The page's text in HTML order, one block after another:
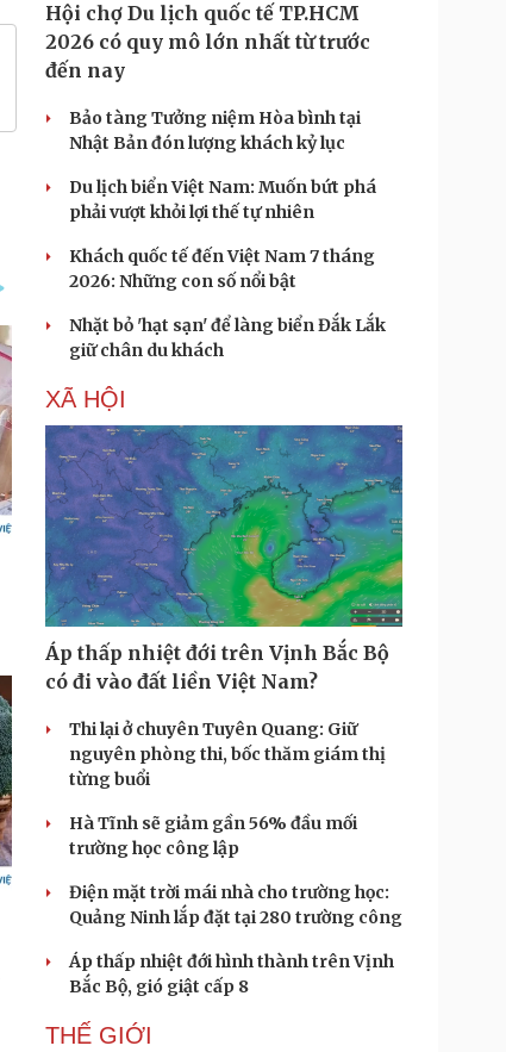
Hội chợ Du lịch quốc tế TP.HCM
2026 có quy mô lớn nhất từ trước
đến nay
Bảo tàng Tưởng niệm Hòa bình tại
Nhật Bản đón lượng khách kỷ lục
Du lịch biển Việt Nam: Muốn bứt phá
phải vượt khỏi lợi thế tự nhiên
Khách quốc tế đến Việt Nam 7 tháng
2026: Những con số nổi bật
Nhặt bỏ 'hạt sạn' để làng biển Đắk Lắk
giữ chân du khách
XÃ HỘI
Áp thấp nhiệt đới trên Vịnh Bắc Bộ
có đi vào đất liền Việt Nam?
Thi lại ở chuyên Tuyên Quang: Giữ
nguyên phòng thi, bốc thăm giám thị
từng buổi
Hà Tĩnh sẽ giảm gần 56% đầu mối
trường học công lập
Điện mặt trời mái nhà cho trường học:
Quảng Ninh lắp đặt tại 280 trường công
Áp thấp nhiệt đới hình thành trên Vịnh
Bắc Bộ, gió giật cấp 8
THẾ GIỚI